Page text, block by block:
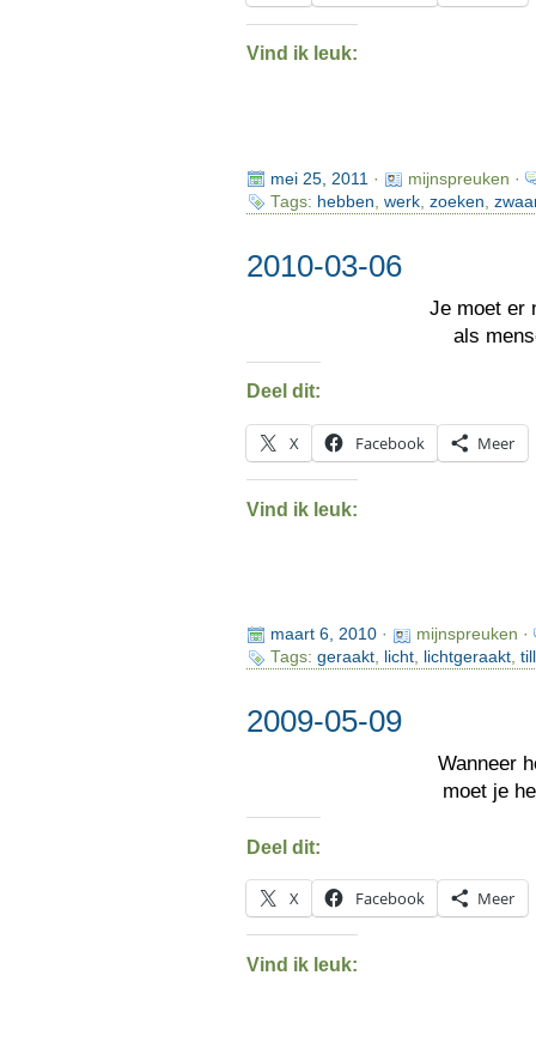
Vind ik leuk:
mei 25, 2011 ·
mijnspreuken ·
Tags: hebben werk, zoeken
2010-03-06
Je moet er
als
Deel dit:
X Facebook Meer
Vind ik leuk:
maart 6, 2010·
mijnspreuken ·
Tags: geraakt, licht, lichtgeraakt,
2009-05-09
Wanneer
moet je
Deel dit:
X Facebook Meer
Vind ik leuk: